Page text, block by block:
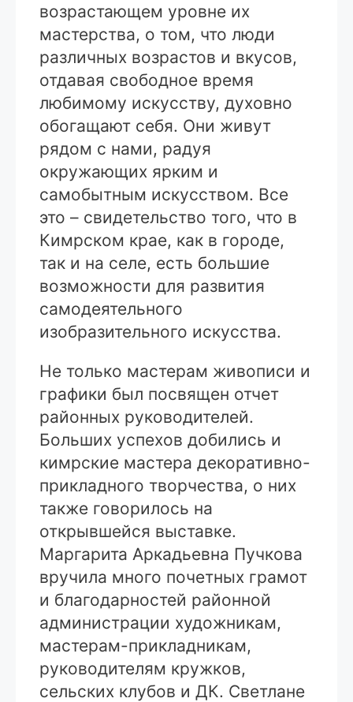
возрастающем уровне их
мастерства, о том, что люди
различных возрастов и вкусов,
отдавая свободное время
любимому искусству, духовно
обогащают себя. Они живут
рядом с нами, радуя
окружающих ярким и
самобытным искусством. Все
это – свидетельство того, что в
Кимрском крае, как в городе,
так и на селе, есть большие
возможности для развития
самодеятельного
изобразительного искусства.
Не только мастерам живописи и
графики был посвящен отчет
районных руководителей.
Больших успехов добились и
кимрские мастера декоративно-
прикладного творчества, о них
также говорилось на
открывшейся выставке.
Маргарита Аркадьевна Пучкова
вручила много почетных грамот
и благодарностей районной
администрации художникам,
мастерам-прикладникам,
руководителям кружков,
сельских клубов и ДК. Светлане